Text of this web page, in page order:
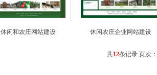
休闲和农庄网站建设 休闲农庄企业网站建设
共12条记录 页次：